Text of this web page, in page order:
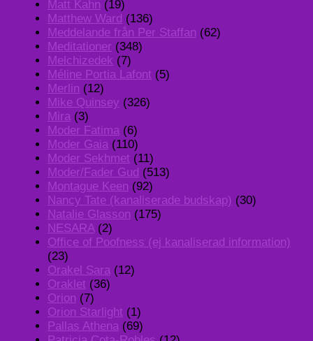
Matt Kahn (19)
Matthew Ward (136)
Meddelande från Per Staffan (62)
Meditationer (348)
Melchizedek (7)
Méline Portia Lafont (5)
Merlin (12)
Mike Quinsey (326)
Mira (3)
Moder Fatima (6)
Moder Gaia (110)
Moder Sekhmet (11)
Moder/Fader Gud (513)
Montague Keen (92)
Nancy Tate (kanaliserade budskap) (30)
Natalie Glasson (175)
NESARA(2)
Office of Poofness (ej kanaliserad information)
(23)
Orakel Sara (12)
Oraklet (36)
Orion (7)
Orion Starlight (1)
Pallas Athena (69)